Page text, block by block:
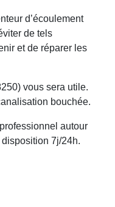
d’écoulement
de tels
et de réparer les
vous sera utile.
bouchée.
autour
7j/24h.